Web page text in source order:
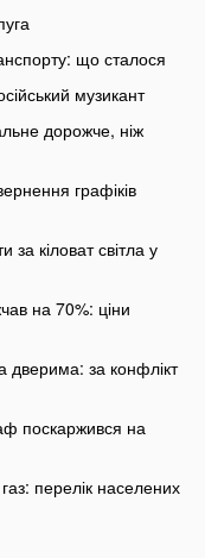
що сталося
музикант
дорожче, ніж
графіків
за кіловат світла у
на 70%: ціни
дверима: за конфлікт
поскаржився на
перелік населених